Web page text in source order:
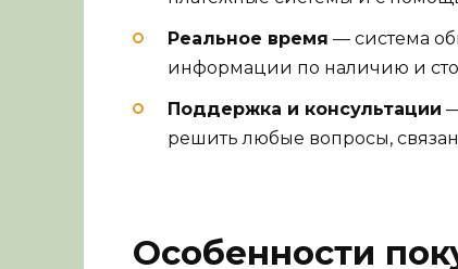
Реальное время — система
информации по наличию и
Поддержка и консультации
решить любые вопросы,
Особенности